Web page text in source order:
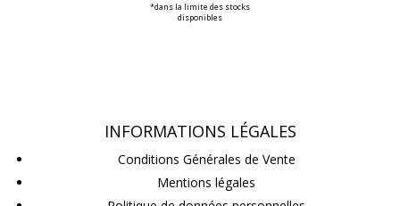
*dans la limite des stocks
disponibles
INFORMATIONS LÉGALES
Conditions Générales de Vente
Mentions légales